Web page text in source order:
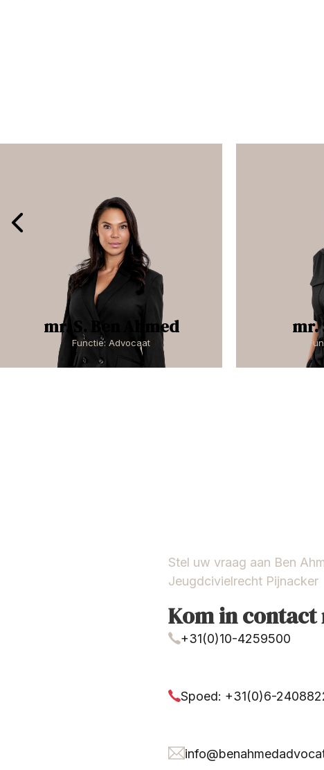
mr. S. Ben Ahmed
Functie: Advocaat
mr.
Stel uw vraag aan Ben
Jeugdcivielrecht Pijnacker
Kom in contact
+31(0)10-4259500
Spoed: +31(0)6-